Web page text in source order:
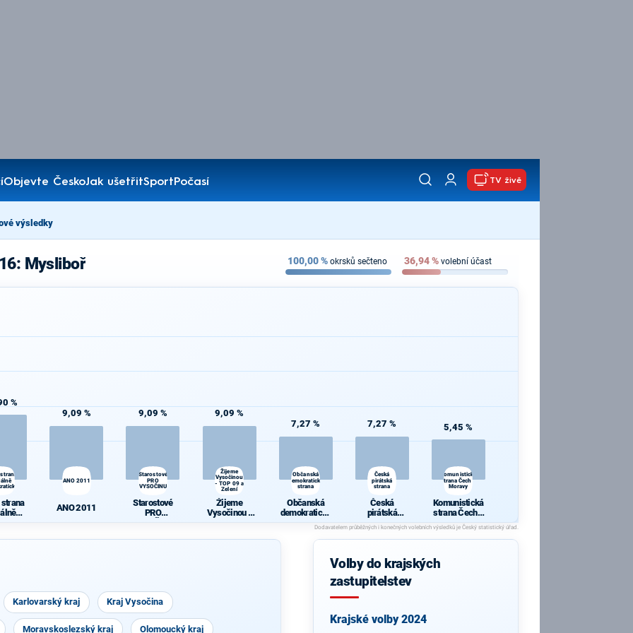
Objevte ČeskoJak ušetřitSportPočasí
TV živě
výsledky
Mysliboř 100,00% okrsků sečteno 36,94% volební účast
%
9,09 %
ANO 2011
ANO 2011
9,09 %
Starostové
PRO
VYSOČINU
Starostové
PRO
9,09 %
Žijeme
Vysočinou
- TOP 09 a
Zelení
Žijeme
Vysočinou -
TOP 09 a
7,27 %
Občanská
demokratická
strana
Občanská
demokratická
strana
7,27 %
Česká
pirátská
strana
Česká
pirátská
strana
5,45 %
Komunistická
strana Čech a
Moravy
Komunistická
strana Čech a
Moravy
Karlovarský kraj Kraj Vysočina
Moravskoslezský kraj Olomoucký kraj
Volby do krajských
zastupitelstev
Krajské volby 2024